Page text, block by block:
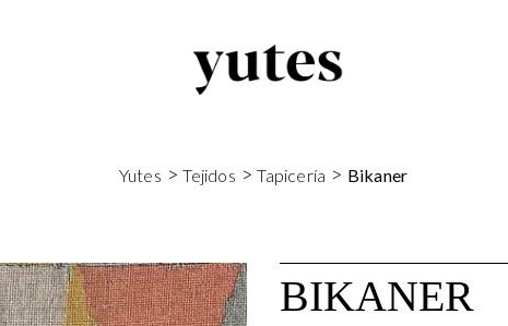
Yutes >Tejidos >Tapicería > Bikaner
BIKANER